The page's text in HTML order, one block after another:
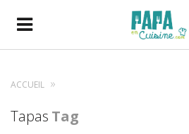
ACCUEIL
Tapas Tag